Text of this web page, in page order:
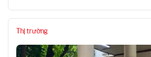
Thị trường